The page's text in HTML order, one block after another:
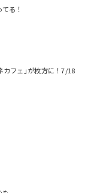
る！
カフェ｣が枚方に！7/18